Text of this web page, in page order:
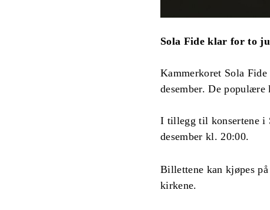
Sola Fide klar for to
Kammerkoret Sola
desember. De
I tillegg til konsertene i
desember kl. 20:00.
Billettene kan kjøpes på
kirkene.